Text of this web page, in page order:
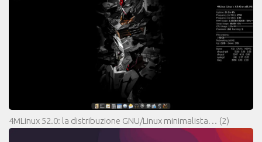
4MLinux 52.0: la distribuzione GNU/Linux minimalista… (2)